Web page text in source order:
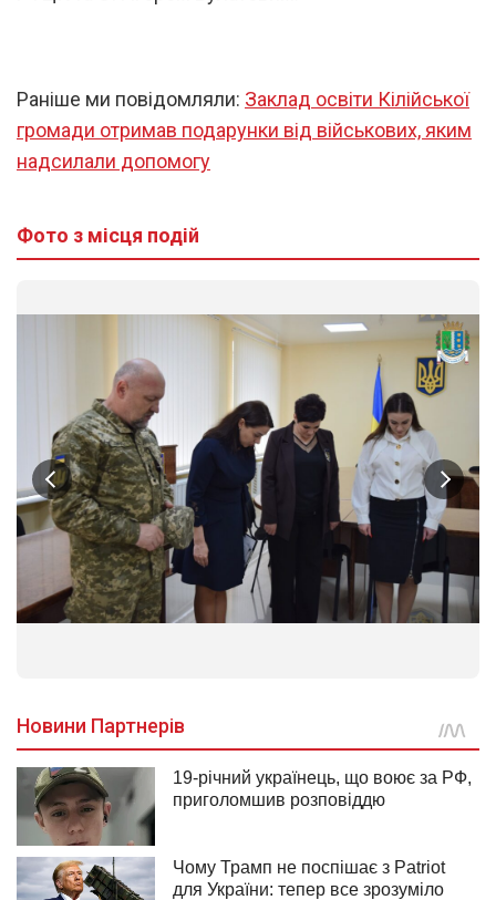
Раніше ми повідомляли: Заклад освіти Кілійської
громади отримав подарунки від військових, яким
надсилали допомогу
Фото з місця подій